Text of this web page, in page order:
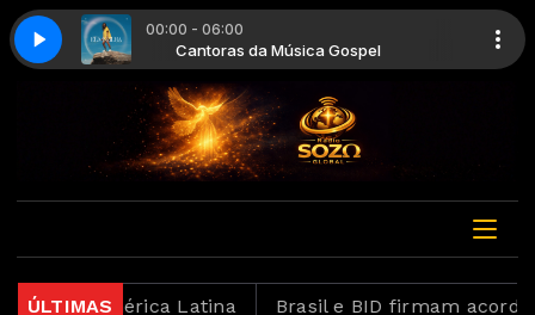
00:00 - 06:00
Cantoras da Música Gospel
Isadora Pompeo - Ela Brilha
ÚLTIMAS
América Latina Brasil e BID firmam acordo